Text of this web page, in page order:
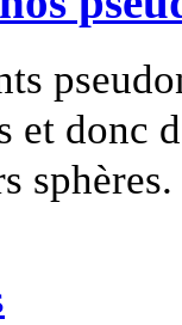
et donc
sphères.